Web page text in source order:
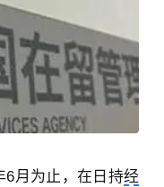
6月为止，在日持经